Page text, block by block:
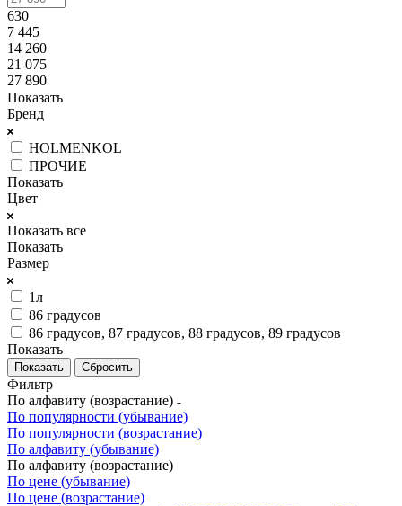
630
7 445
14 260
21 075
27 890
Показать
Бренд
HOLMENKOL
ПРОЧИЕ
Показать
Цвет
Показать все
Показать
Размер
1л
86 градусов
86 градусов, 87 градусов, 88 градусов, 89 градусов
Показать
Сбросить
Фильтр
По алфавиту (возрастание)
По популярности (убывание)
По популярности (возрастание)
По алфавиту (убывание)
По алфавиту (возрастание)
По цене (убывание)
По цене (возрастание)